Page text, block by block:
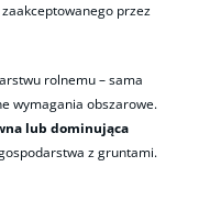
przez
rolnemu – sama
wymagania obszarowe.
lub dominująca
z gruntami.